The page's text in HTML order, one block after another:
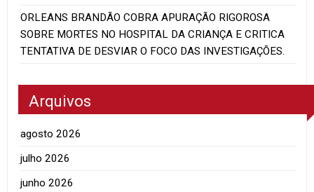
ORLEANS BRANDÃO COBRA APURAÇÃO RIGOROSA
SOBRE MORTES NO HOSPITAL DA CRIANÇA E CRITICA
TENTATIVA DE DESVIAR O FOCO DAS INVESTIGAÇÕES.
Arquivos
agosto 2026
julho 2026
junho 2026